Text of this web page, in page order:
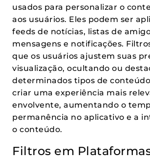
usados para personalizar o
aos usuários. Eles podem ser
feeds de notícias, listas de
mensagens e notificações.
que os usuários ajustem suas
visualização, ocultando ou
determinados tipos de
criar uma experiência mais
envolvente, aumentando o
permanência no aplicativo e a
o conteúdo.
Filtros em